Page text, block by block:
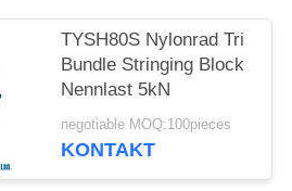
TYSH80S Nylonrad Tri
Bundle Stringing Block
Nennlast 5kN
negotiable MOQ:100pieces
KONTAKT